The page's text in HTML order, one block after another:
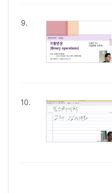
9.
10.